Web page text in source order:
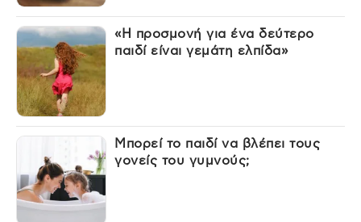
«Η προσμονή για ένα δεύτερο
παιδί είναι γεμάτη ελπίδα»
Μπορεί το παιδί να βλέπει τους
γονείς του γυμνούς;